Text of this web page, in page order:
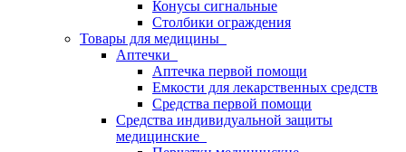
Конусы сигнальные
Столбики ограждения
Товары для медицины
Аптечки
Аптечка первой помощи
Емкости для лекарственных средств
Средства первой помощи
Средства индивидуальной защиты
медицинские